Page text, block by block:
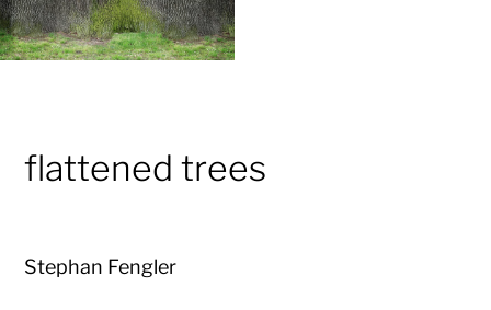
flattened trees
Stephan Fengler